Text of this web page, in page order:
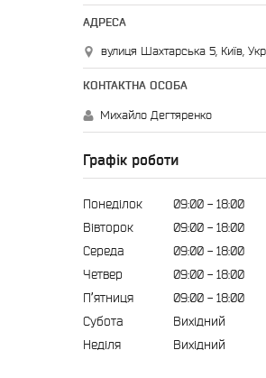
вулиця Шахтарська 5, Київ,
Михайло Дегтяренко
Графік роботи
Понеділок 09:00
18:00
Вівторок
09:00
18:00
Середа
09:00
18:00
Четвер
09:00
18:00
Пʼятниця
09:00
18:00
Субота
Вихідний
Неділя
Вихідний